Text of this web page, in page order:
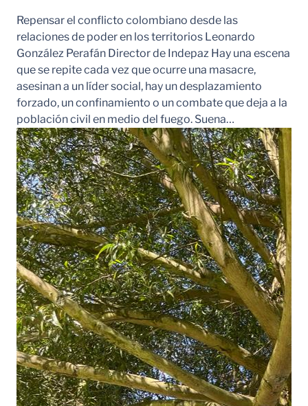
Repensar el conflicto colombiano desde las
relaciones de poder en los territorios Leonardo
González Perafán Director de Indepaz Hay una escena
que se repite cada vez que ocurre una masacre,
asesinan a un líder social, hay un desplazamiento
forzado, un confinamiento o un combate que deja a la
población civil en medio del fuego. Suena…